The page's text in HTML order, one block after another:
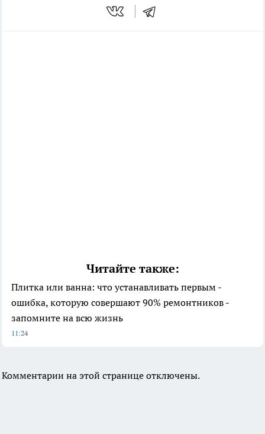
Читайте также:
Плитка или ванна: что устанавливать первым -
ошибка, которую совершают 90% ремонтников -
запомните на всю жизнь
11:24
Комментарии на этой странице отключены.